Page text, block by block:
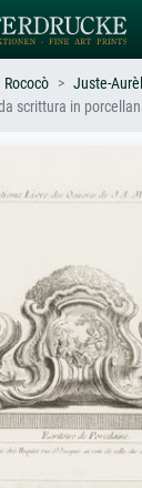
olio
Rococò
Juste-
scrittura in